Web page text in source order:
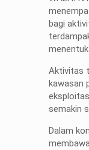
bagi
Aktivitas
kawasan
semakin
Dalam